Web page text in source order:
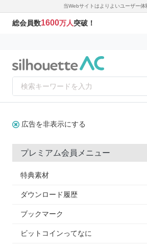
当Webサイトはよりよいユーザー
総会員数1600万人突破！
広告を非表示にする
プレミアム会員メニュー
特典素材
ダウンロード履歴
ブックマーク
ビットコインってなに